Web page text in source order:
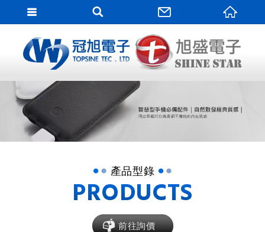
網站名稱
產品型錄
PRODUCTS
前往詢價